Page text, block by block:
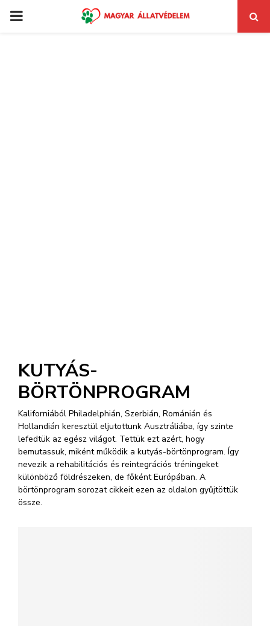
PRIMARY
KUTYÁS-
BÖRTÖNPROGRAM
Kaliforniából Philadelphián, Szerbián, Románián és
Hollandián keresztül eljutottunk Ausztráliába, így szinte
lefedtük az egész világot. Tettük ezt azért, hogy
bemutassuk, miként működik a kutyás-börtönprogram. Így
nevezik a rehabilitációs és reintegrációs tréningeket
különböző földrészeken, de főként Európában. A
börtönprogram sorozat cikkeit ezen az oldalon gyűjtöttük
össze.